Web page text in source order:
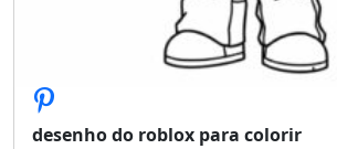
desenho do roblox para colorir